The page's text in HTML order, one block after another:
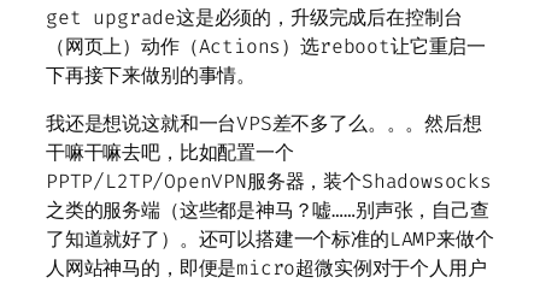
get upgrade这是必须的，升级完成后在控制台
（网页上）动作（Actions）选reboot让它重启一
下再接下来做别的事情。
我还是想说这就和一台VPS差不多了么。。。然后想
干嘛干嘛去吧，比如配置一个
PPTP/L2TP/OpenVPN服务器，装个Shadowsocks
之类的服务端（这些都是神马？嘘……别声张，自己查
了知道就好了）。还可以搭建一个标准的LAMP来做个
人网站神马的，即便是micro超微实例对于个人用户